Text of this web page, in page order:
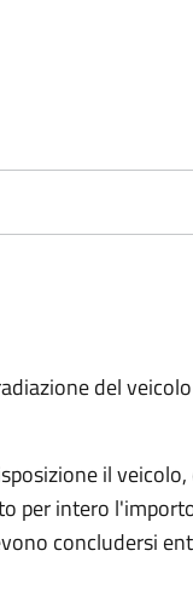
del
il
per intero
concludersi